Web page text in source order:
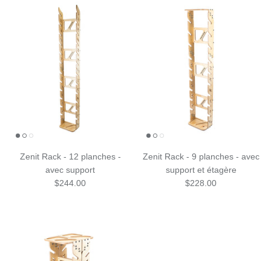
Zenit Rack - 12 planches -
avec support
$244.00
Zenit Rack - 9 planches - avec
support et étagère
$228.00